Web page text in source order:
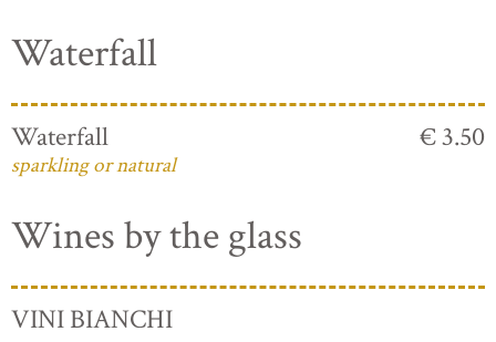
Waterfall
Waterfall
sparkling or natural
€ 3.50
Wines by the glass
VINI BIANCHI